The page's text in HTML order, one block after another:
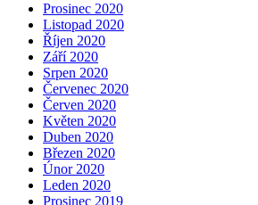
Prosinec 2020
Listopad 2020
Říjen 2020
Září 2020
Srpen 2020
Červenec 2020
Červen 2020
Květen 2020
Duben 2020
Březen 2020
Únor 2020
Leden 2020
Prosinec 2019